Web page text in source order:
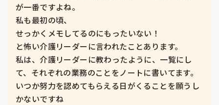
が一番ですよね。
私も最初の頃、
せっかくメモしてるのにもったいない！
と怖い介護リーダーに言われたことあります。
私は、介護リーダーに教わったように、一覧にし
て、それぞれの業務のことをノートに書いてます。
いつか努力を認めてもらえる日がくることを願うし
かないですね